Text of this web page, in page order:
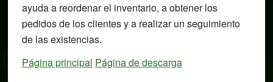
ayuda a reordenar el inventario, a obtener los
pedidos de los clientes y a realizar un seguimiento
de las existencias.
Página principal Página de descarga